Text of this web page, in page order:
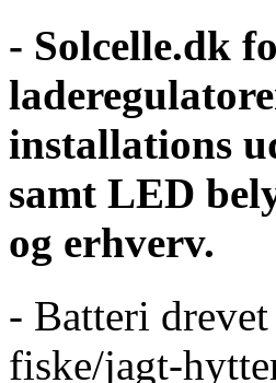
- Solcelle.dk
installations
samt LED
og erhverv.
- Batteri
fiske/jagt-